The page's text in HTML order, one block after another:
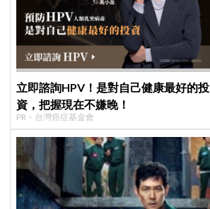
立即諮詢HPV！是對自己健康最好的投
資，把握現在不嫌晚！
PR・台灣癌症基金會